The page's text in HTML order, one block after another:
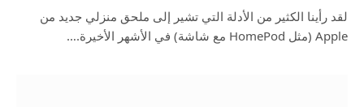
لقد رأينا الكثير من الأدلة التي تشير إلى ملحق منزلي جديد من
Apple (مثل HomePod مع شاشة) في الأشهر الأخيرة.…